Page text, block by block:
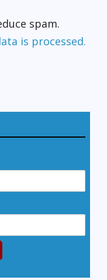
spam.
is processed.